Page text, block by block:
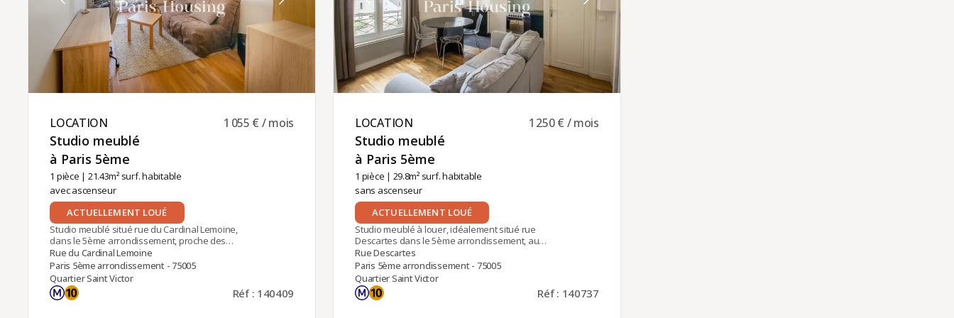
et fiable tout au long de votre séjour.
LOCATION ​
Studio meublé
à Paris 5ème ​
1 pièce | 21.43m² surf. habitable
avec ascenseur
1 055 € / mois
ACTUELLEMENT LOUÉ
Studio meublé situé rue du Cardinal Lemoine,
dans le 5ème arrondissement, proche des
stations de métro Cardinal Lemoine (ligne 10) et
Jussieu (ligne 7).Au 3ème étage d'un immeuble en
pierre de taille avec ascenseur, le studio se
compose d'une entrée, d'une pièce de vie avec
canapé-lit, d'une cuisine ouverte équipée et d'une
Rue du Cardinal Lemoine
Paris 5ème arrondissement - 75005
Quartier Saint Victor
Réf : 140409
LOCATION ​
Studio meublé
à Paris 5ème ​
1 pièce | 29.8m² surf. habitable
sans ascenseur
1 250 € / mois
ACTUELLEMENT LOUÉ
Studio meublé à louer, idéalement situé rue
Descartes dans le 5ème arrondissement, au
cœur du quartier latin, à proximité du Panthéon et
du lycée Henri IV. Au 4ème étage sans ascenseur
d'un immeuble Pierre de Paris avec gardienne.Ce
logement d'une superficie habitable de 29.8 m2
est traversant, se compose d'un séjour avec
Rue Descartes
Paris 5ème arrondissement - 75005
Quartier Saint Victor
Réf : 140737